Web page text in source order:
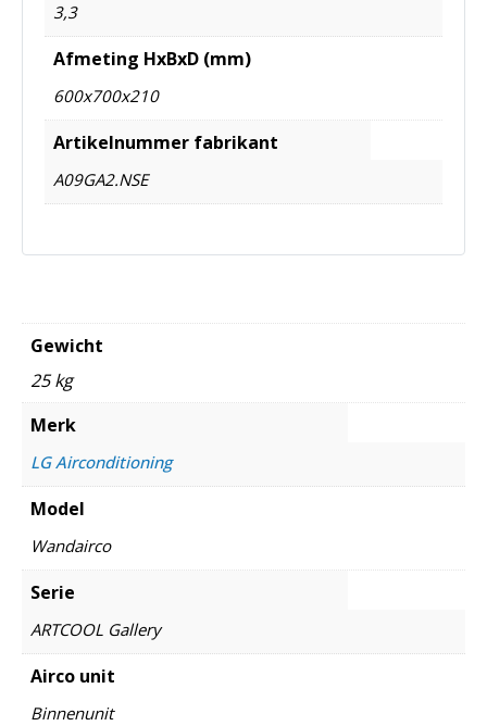
3,3
Afmeting HxBxD (mm)
600x700x210
Artikelnummer fabrikant
A09GA2.NSE
Gewicht
25 kg
Merk
LG Airconditioning
Model
Wandairco
Serie
ARTCOOL Gallery
Airco unit
Binnenunit